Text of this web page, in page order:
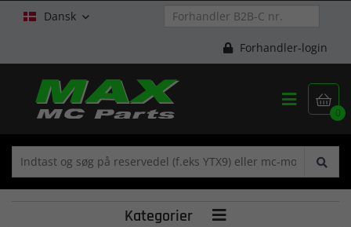
Dansk 
Forhandler-login

0

Kategorier 